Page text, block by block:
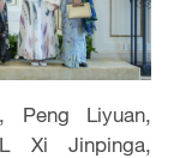
Peng Liyuan,
Xi Jinpinga,